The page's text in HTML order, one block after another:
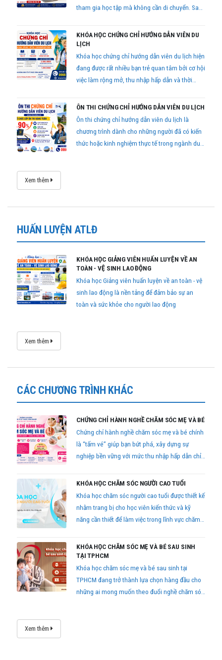
tham gia học tập mà không cần di chuyển. Sau
kiểm tra cuối khóa, học viên được cấp chứng chỉ
theo quy định.
KHÓA HỌC CHỨNG CHỈ HƯỚNG DẪN VIÊN DU
LỊCH
Khóa học chứng chỉ hướng dẫn viên du lịch hiện
đang được rất nhiều bạn trẻ quan tâm bởi cơ hội
việc làm rộng mở, thu nhập hấp dẫn và thời
ÔN THI CHỨNG CHỈ HƯỚNG DẪN VIÊN DU LỊCH
Ôn thi chứng chỉ hướng dẫn viên du lịch là
chương trình dành cho những người đã có kiến
thức hoặc kinh nghiệm thực tế trong ngành du
Xem thêm
HUẤN LUYỆN ATLĐ
KHÓA HỌC GIẢNG VIÊN HUẤN LUYỆN VỀ AN
TOÀN - VỆ SINH LAO ĐỘNG
Khóa học Giảng viên huấn luyện về an toàn - vệ
sinh lao động là nền tảng để đảm bảo sự an
toàn và sức khỏe cho người lao động
Xem thêm
CÁC CHƯƠNG TRÌNH KHÁC
CHỨNG CHỈ HÀNH NGHỀ CHĂM SÓC MẸ VÀ BÉ
Chứng chỉ hành nghề chăm sóc mẹ và bé chính
là “tấm vé” giúp bạn bứt phá, xây dựng sự
nghiệp bền vững với mức thu nhập hấp dẫn chỉ
KHÓA HỌC CHĂM SÓC NGƯỜI CAO TUỔI
Khóa học chăm sóc người cao tuổi được thiết kế
nhằm trang bị cho học viên kiến thức và kỹ
năng cần thiết để làm việc trong lĩnh vực chăm
KHÓA HỌC CHĂM SÓC MẸ VÀ BÉ SAU SINH
TẠI TPHCM
Khóa học chăm sóc mẹ và bé sau sinh tại
TPHCM đang trở thành lựa chọn hàng đầu cho
những ai mong muốn theo đuổi nghề chăm sóc
Xem thêm